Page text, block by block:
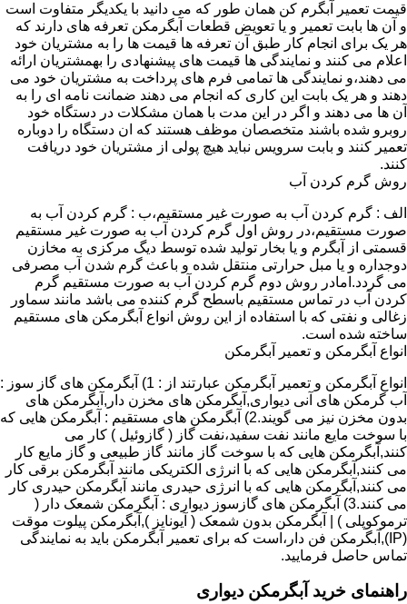
قیمت تعمیر آبگرم کن همان طور که می دانید با یکدیگر متفاوت است
و آن ها بابت تعمیر و یا تعویض قطعات آبگرمکن تعرفه های دارند که
هر یک برای انجام کار طبق آن تعرفه ها قیمت ها را به مشتریان خود
اعلام می کنند و نمایندگی ها قیمت های پیشنهادی را بهمشتریان ارائه
می دهند،و نمایندگی ها تمامی فرم های پرداخت به مشتریان خود می
دهند و هر یک بابت این کاری که انجام می دهند ضمانت نامه ای را به
آن ها می دهند و اگر در این مدت با همان مشکلات در دستگاه خود
روبرو شده باشند متخصصان موظف هستند که ان دستگاه را دوباره
تعمیر کنند و بابت سرویس نباید هیچ پولی از مشتریان خود دریافت
کنند.
روش گرم کردن آب
الف : گرم کردن آب به صورت غیر مستقیم،ب : گرم کردن آب به
صورت مستقیم،در روش اول گرم کردن آب به صورت غیر مستقیم
قسمتی از آبگرم و یا بخار تولید شده توسط دیگ مرکزی به مخازن
دوجداره و یا مبل حرارتی منتقل شده و باعث گرم شدن آب مصرفی
می گردد.امادر روش دوم گرم کردن آب به صورت مستقیم گرم
کردن آب در تماس مستقیم باسطح گرم کننده می باشد مانند سماور
زغالی و نفتی که با استفاده از این روش انواع آبگرمکن های مستقیم
ساخته شده است.
انواع آبگرمکن و تعمیر آبگرمکن
انواع آبگرمکن و تعمیر آبگرمکن عبارتند از : 1) آبگرمکن های گاز سوز :
آب گرمکن های آنی دیواری,آبگرمکن های مخزن دار,آبگرمکن های
بدون مخزن نیز می گویند.2) آبگرمکن های مستقیم : آبگرمکن هایی که
با سوخت مایع مانند نفت سفید،نفت گاز ( گازوئیل ) کار می
کنند,آبگرمکن هایی که با سوخت گاز مانند گاز طبیعی و گاز مایع کار
می کنند,آبگرمکن هایی که با انرژی الکتریکی مانند آبگرمکن برقی کار
می کنند,آبگرمکن هایی که با انرژی حیدری مانند آبگرمکن حیدری کار
می کنند.3) آبگرمکن های گازسوز دیواری : آبگرمکن شمعک دار (
ترموکوپلی ) | آبگرمکن بدون شمعک ( آیونایز ),آبگرمکن پیلوت موقت
(IP),آبگرمکن فن دار،است که برای تعمیر آبگرمکن باید به نمایندگی
تماس حاصل فرمایید.
راهنمای خرید آبگرمکن دیواری